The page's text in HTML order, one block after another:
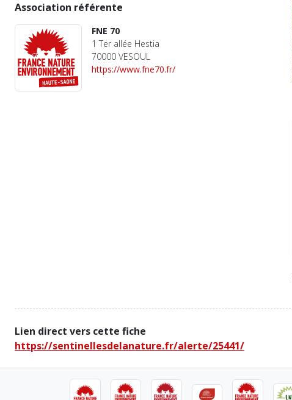
Association référente
FNE 70
1 Ter allée Hestia
70000 VESOUL
https://www.fne70.fr/
Lien direct vers cette fiche
https://sentinellesdelanature.fr/alerte/25441/